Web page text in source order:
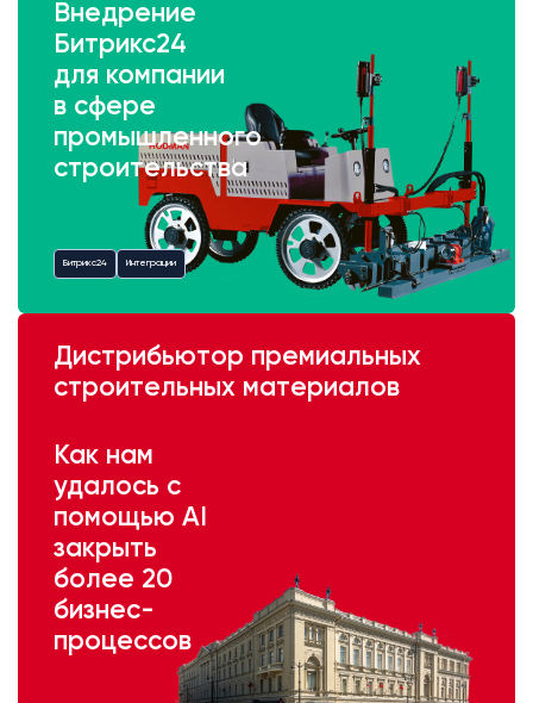
Внедрение
Битрикс24
для компании
в сфере
промышленного
строительства
Битрикс24 Интеграции
Дистрибьютор премиальных
строительных материалов
Как нам
удалось с
помощью AI
закрыть
более 20
бизнес-
процессов